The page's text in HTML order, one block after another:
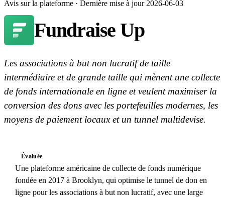
Avis sur la plateforme · Dernière mise à jour 2026-06-03
Fundraise Up
Les associations à but non lucratif de taille
intermédiaire et de grande taille qui mènent une collecte
de fonds internationale en ligne et veulent maximiser la
conversion des dons avec les portefeuilles modernes, les
moyens de paiement locaux et un tunnel multidevise.
Évaluée
Une plateforme américaine de collecte de fonds numérique
fondée en 2017 à Brooklyn, qui optimise le tunnel de don en
ligne pour les associations à but non lucratif, avec une large